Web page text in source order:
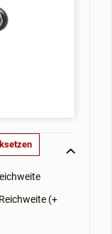
(+